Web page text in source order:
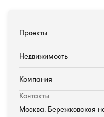
Проекты
Недвижимость
Компания
Контакты
Москва, Бережковская